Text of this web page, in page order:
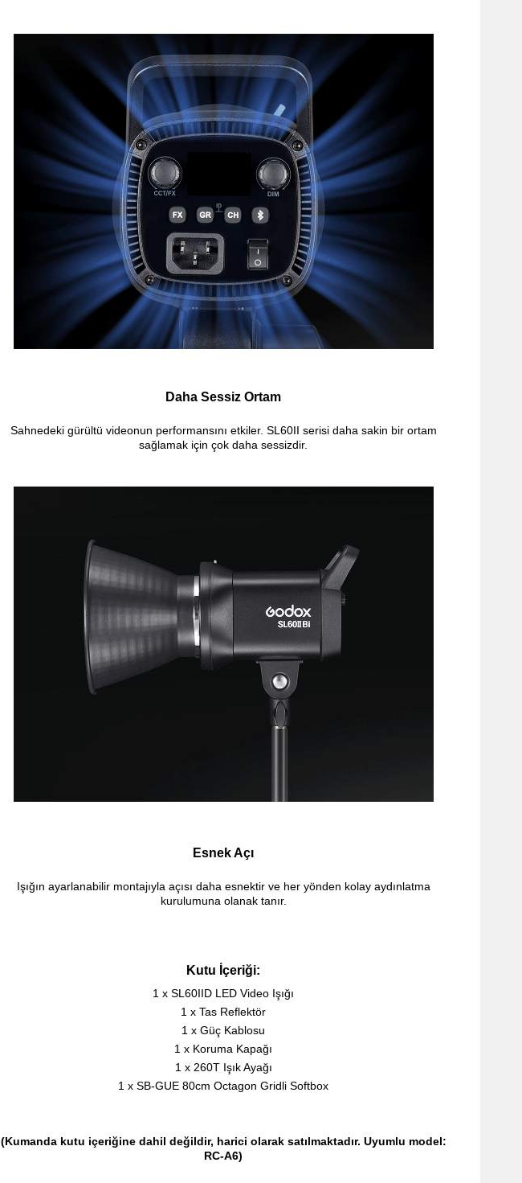
Daha Sessiz Ortam
Sahnedeki gürültü videonun performansını etkiler. SL60II serisi daha sakin bir ortam
sağlamak için çok daha sessizdir.
Esnek Açı
Işığın ayarlanabilir montajıyla açısı daha esnektir ve her yönden kolay aydınlatma
kurulumuna olanak tanır.
Kutu İçeriği:
1 x SL60IID LED Video Işığı
1 x Tas Reflektör
1 x Güç Kablosu
1 x Koruma Kapağı
1 x 260T Işık Ayağı
1 x SB-GUE 80cm Octagon Gridli Softbox
(Kumanda kutu içeriğine dahil değildir, harici olarak satılmaktadır. Uyumlu model:
RC-A6)